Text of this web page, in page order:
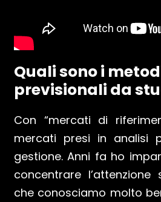
Quali sono i
previsionali da
Con “mercati di
mercati presi in analisi
gestione. Anni fa ho
concentrare
che conosciamo molto